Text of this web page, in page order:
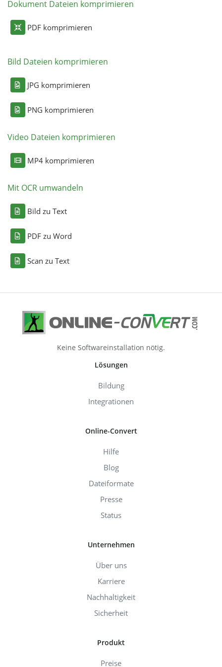
Dokument Dateien komprimieren
PDF komprimieren
Bild Dateien komprimieren
JPG komprimieren
PNG komprimieren
Video Dateien komprimieren
MP4 komprimieren
Mit OCR umwandeln
Bild zu Text
PDF zu Word
Scan zu Text
Keine Softwareinstallation nötig.
Lösungen
Bildung
Integrationen
Online-Convert
Hilfe
Blog
Dateiformate
Presse
Status
Unternehmen
Über uns
Karriere
Nachhaltigkeit
Sicherheit
Produkt
Preise